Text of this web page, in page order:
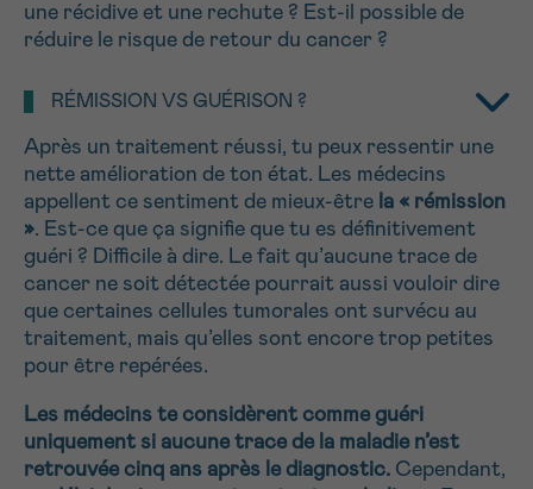
une récidive et une rechute ? Est-il possible de
réduire le risque de retour du cancer ?
RÉMISSION VS GUÉRISON ?
Après un traitement réussi, tu peux ressentir une
nette amélioration de ton état. Les médecins
appellent ce sentiment de mieux-être la « rémission
». Est-ce que ça signifie que tu es définitivement
guéri ? Difficile à dire. Le fait qu’aucune trace de
cancer ne soit détectée pourrait aussi vouloir dire
que certaines cellules tumorales ont survécu au
traitement, mais qu’elles sont encore trop petites
pour être repérées.
Les médecins te considèrent comme guéri
uniquement si aucune trace de la maladie n’est
retrouvée cinq ans après le diagnostic. Cependant,